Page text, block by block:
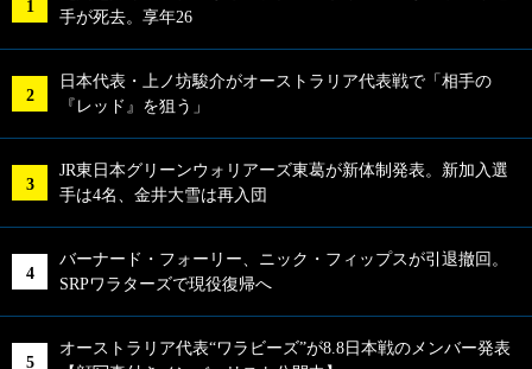
手が死去。享年26
日本代表・上ノ坊駿介がオーストラリア代表戦で「相手の
『レッド』を狙う」
JR東日本グリーンウォリアーズ東葛が新体制発表。新加入選
手は4名、金井大雪は再入団
バーナード・フォーリー、ニック・フィップスが引退撤回。
SRPワラターズで現役復帰へ
オーストラリア代表“ワラビーズ”が8.8日本戦のメンバー発表